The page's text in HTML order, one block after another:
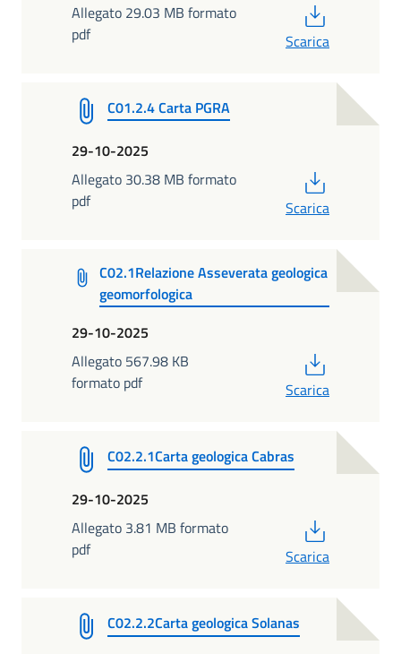
Allegato 29.03 MB formato
pdf
Scarica
C01.2.4 Carta PGRA
29-10-2025
Allegato 30.38 MB formato
pdf
Scarica
C02.1Relazione Asseverata geologica
geomorfologica
29-10-2025
Allegato 567.98 KB
formato pdf
Scarica
C02.2.1Carta geologica Cabras
29-10-2025
Allegato 3.81 MB formato
pdf
Scarica
C02.2.2Carta geologica Solanas